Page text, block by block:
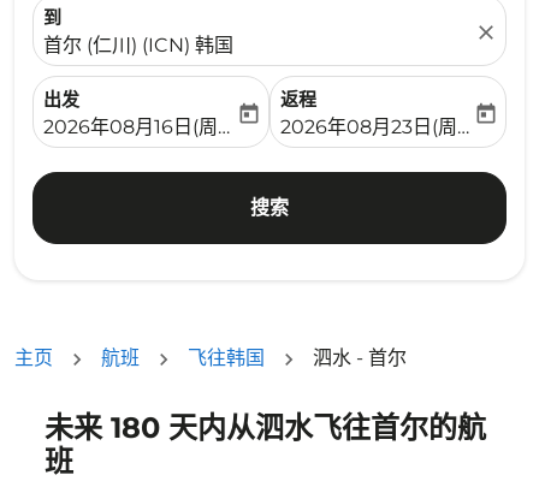
到
首尔 (仁川) (ICN) 韩国
close
出发
fc-booking-departure-date-aria-label
2026年08月16日(周日)
today
返程
fc-booking-return-date-
2026年08月23日(周日)
today
搜索
主页 航班 飞往韩国 泗水 - 首尔
未来 180 天内从泗水飞往首尔的航
班
没有符合您的筛选条件的机票。请调整您的筛选条件。